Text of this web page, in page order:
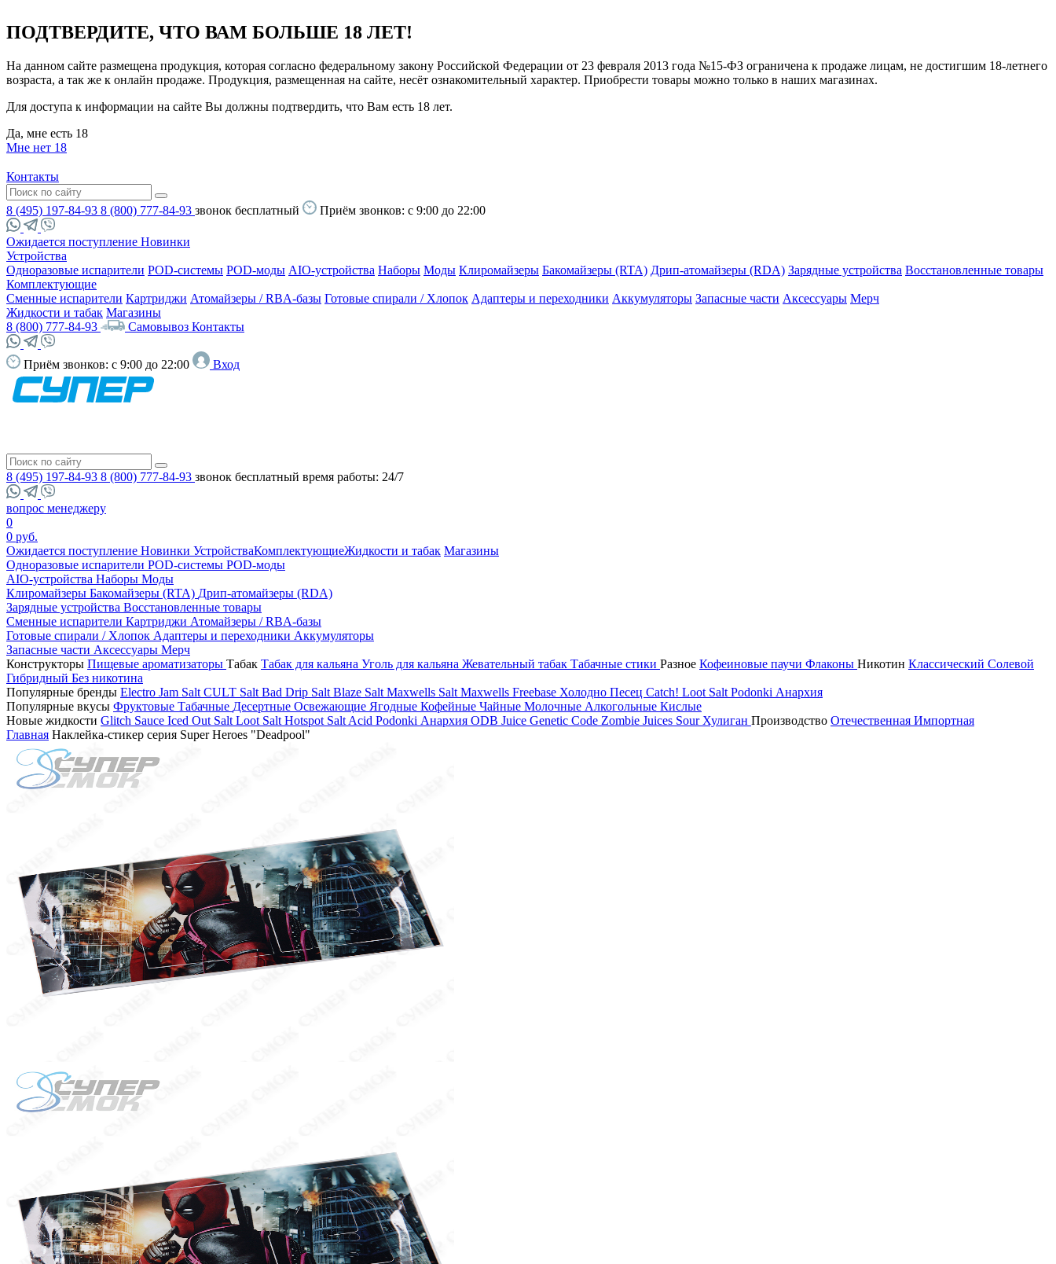
ПОДТВЕРДИТЕ, ЧТО ВАМ БОЛЬШЕ 18 ЛЕТ!
На данном сайте размещена продукция, которая согласно федеральному закону Российской Федерации от 23 февраля 2013 года №15-ФЗ ограничена к продаже лицам, не достигшим 18-летнего
возраста, а так же к онлайн продаже. Продукция, размещенная на сайте, несёт ознакомительный характер. Приобрести товары можно только в наших магазинах.
Для доступа к информации на сайте Вы должны подтвердить, что Вам есть 18 лет.
Да, мне есть 18
Мне нет 18
Контакты
8 (495) 197-84-93 8 (800) 777-84-93 звонок бесплатный Приём звонков: с 9:00 до 22:00
Ожидается поступление Новинки
Устройства
Одноразовые испарители POD-системы POD-моды AIO-устройства Наборы Моды Клиромайзеры Бакомайзеры (RTA) Дрип-атомайзеры (RDA) Зарядные устройства Восстановленные товары
Комплектующие
Сменные испарители Картриджи Атомайзеры / RBA-базы Готовые спирали / Хлопок Адаптеры и переходники Аккумуляторы Запасные части Аксессуары Мерч
Жидкости и табак Магазины
8 (800) 777-84-93
Самовывоз Контакты
Приём звонков: с 9:00 до 22:00 Вход
8 (495) 197-84-93 8 (800) 777-84-93 звонок бесплатный время работы: 24/7
вопрос менеджеру
0
0 руб.
Ожидается поступление Новинки УстройстваКомплектующиеЖидкости и табак Магазины
Одноразовые испарители POD-системы POD-моды
AIO-устройства Наборы Моды
Клиромайзеры Бакомайзеры (RTA) Дрип-атомайзеры (RDA)
Зарядные устройства Восстановленные товары
Сменные испарители Картриджи Атомайзеры / RBA-базы
Готовые спирали / Хлопок Адаптеры и переходники Аккумуляторы
Запасные части Аксессуары Мерч
Конструкторы Пищевые ароматизаторы Табак Табак для кальяна Уголь для кальяна Жевательный табак Табачные стики Разное Кофеиновые паучи Флаконы Никотин Классический Солевой
Гибридный Без никотина
Популярные бренды Electro Jam Salt CULT Salt Bad Drip Salt Blaze Salt Maxwells Salt Maxwells Freebase Холодно Песец Catch! Loot Salt Podonki Анархия
Популярные вкусы Фруктовые Табачные Десертные Освежающие Ягодные Кофейные Чайные Молочные Алкогольные Кислые
Новые жидкости Glitch Sauce Iced Out Salt Loot Salt Hotspot Salt Acid Podonki Анархия ODB Juice Genetic Code Zombie Juices Sour Хулиган Производство Отечественная Импортная
Главная Наклейка-стикер серия Super Heroes "Deadpool"